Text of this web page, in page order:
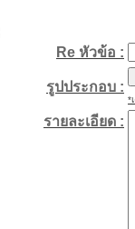
Re หัวข้อ :
รูปประกอบ :
*
รายละเอียด :